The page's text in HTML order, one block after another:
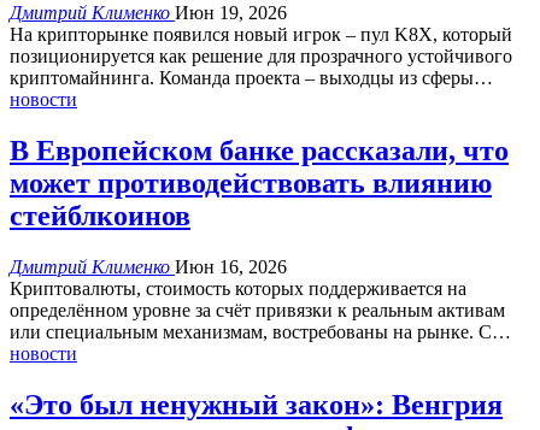
Дмитрий Клименко Июн 19, 2026
На крипторынке появился новый игрок – пул K8X, который
позиционируется как решение для прозрачного устойчивого
криптомайнинга. Команда проекта – выходцы из сферы…
новости
В Европейском банке рассказали, что
может противодействовать влиянию
стейблкоинов
Дмитрий Клименко Июн 16, 2026
Криптовалюты, стоимость которых поддерживается на
определённом уровне за счёт привязки к реальным активам
или специальным механизмам, востребованы на рынке. С…
новости
«Это был ненужный закон»: Венгрия